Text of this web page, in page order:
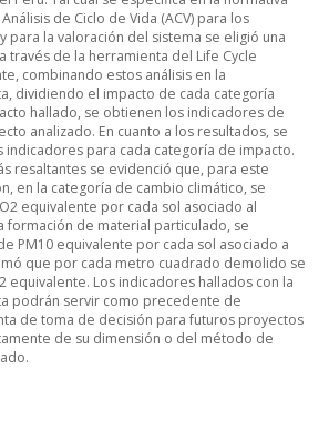
de Ciclo de Vida (ACV) para los
para la valoración del sistema se eligió una
través de la herramienta del Life Cycle
combinando estos análisis en la
dividiendo el impacto de cada categoría
hallado, se obtienen los indicadores de
analizado. En cuanto a los resultados, se
indicadores para cada categoría de impacto.
resaltantes se evidenció que, para este
en la categoría de cambio climático, se
equivalente por cada sol asociado al
formación de material particulado, se
PM10 equivalente por cada sol asociado a
que por cada metro cuadrado demolido se
equivalente. Los indicadores hallados con la
podrán servir como precedente de
de toma de decisión para futuros proyectos
de su dimensión o del método de